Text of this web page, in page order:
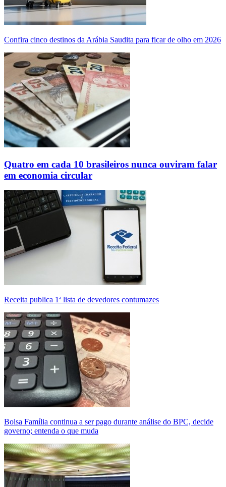
Confira cinco destinos da Arábia Saudita para ficar de olho em 2026
Quatro em cada 10 brasileiros nunca ouviram falar
em economia circular
Receita publica 1ª lista de devedores contumazes
Bolsa Família continua a ser pago durante análise do BPC, decide
governo; entenda o que muda